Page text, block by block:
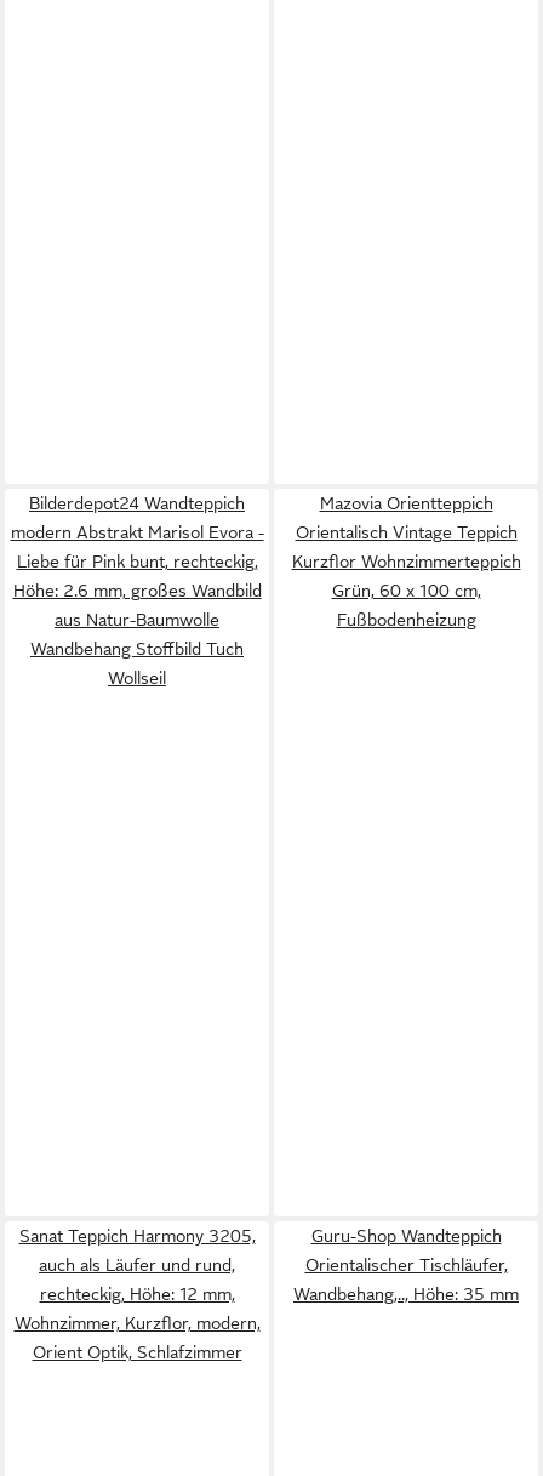
Bilderdepot24 Wandteppich
modern Abstrakt Marisol Evora -
Liebe für Pink bunt, rechteckig,
Höhe: 2.6 mm, großes Wandbild
aus Natur-Baumwolle
Wandbehang Stoffbild Tuch
Wollseil
Mazovia Orientteppich
Orientalisch Vintage Teppich
Kurzflor Wohnzimmerteppich
Grün, 60 x 100 cm,
Fußbodenheizung
Sanat Teppich Harmony 3205,
auch als Läufer und rund,
rechteckig, Höhe: 12 mm,
Wohnzimmer, Kurzflor, modern,
Orient Optik, Schlafzimmer
Guru-Shop Wandteppich
Orientalischer Tischläufer,
Wandbehang,.., Höhe: 35 mm